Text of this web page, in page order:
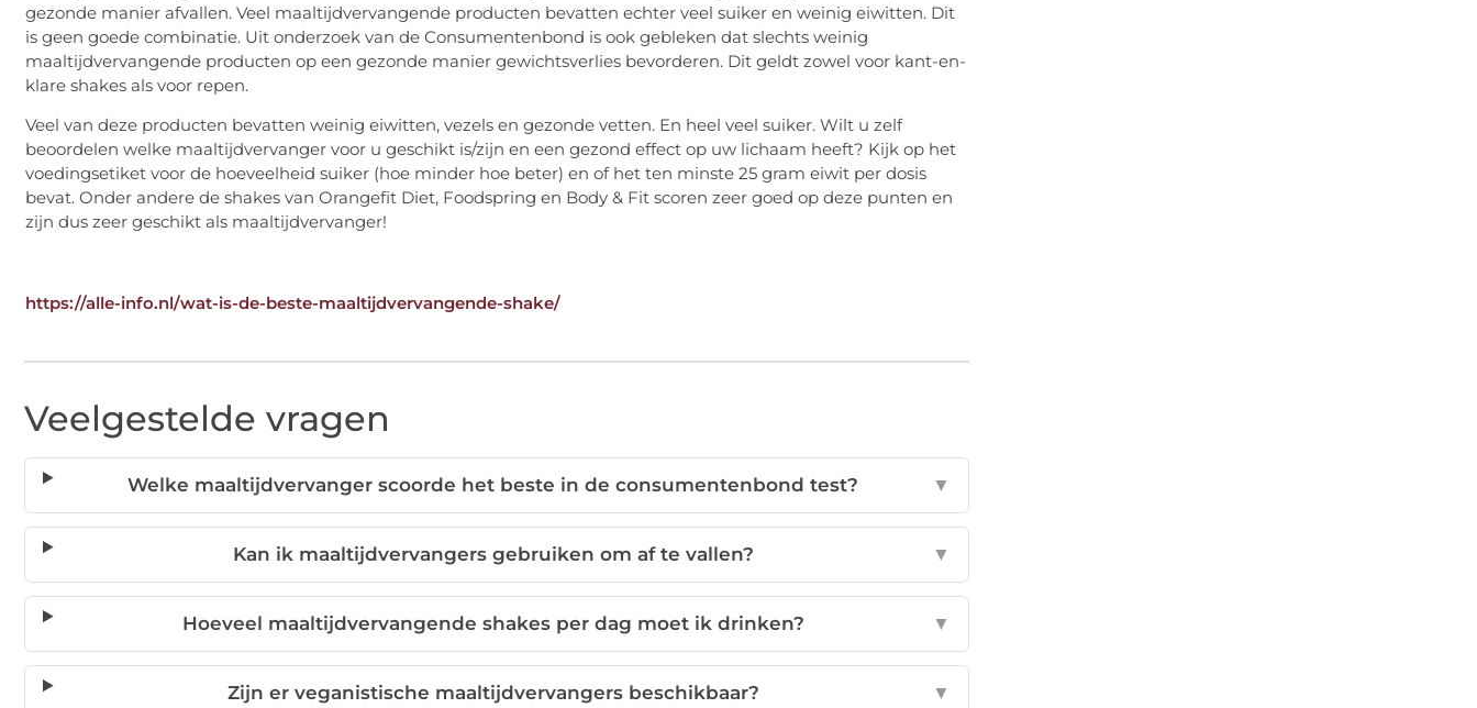
gezonde manier afvallen. Veel maaltijdvervangende producten bevatten echter veel suiker en weinig eiwitten. Dit
is geen goede combinatie. Uit onderzoek van de Consumentenbond is ook gebleken dat slechts weinig
maaltijdvervangende producten op een gezonde manier gewichtsverlies bevorderen. Dit geldt zowel voor kant-en-
klare shakes als voor repen.
Veel van deze producten bevatten weinig eiwitten, vezels en gezonde vetten. En heel veel suiker. Wilt u zelf
beoordelen welke maaltijdvervanger voor u geschikt is/zijn en een gezond effect op uw lichaam heeft? Kijk op het
voedingsetiket voor de hoeveelheid suiker (hoe minder hoe beter) en of het ten minste 25 gram eiwit per dosis
bevat. Onder andere de shakes van Orangefit Diet, Foodspring en Body & Fit scoren zeer goed op deze punten en
zijn dus zeer geschikt als maaltijdvervanger!
https://alle-info.nl/wat-is-de-beste-maaltijdvervangende-shake/
Veelgestelde vragen
Welke maaltijdvervanger scoorde het beste in de consumentenbond test? ▼
Kan ik maaltijdvervangers gebruiken om af te vallen? ▼
Hoeveel maaltijdvervangende shakes per dag moet ik drinken? ▼
Zijn er veganistische maaltijdvervangers beschikbaar? ▼